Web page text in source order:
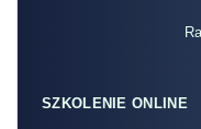
SZKOLENIE ONLINE